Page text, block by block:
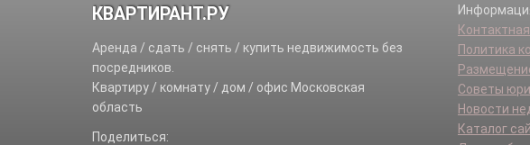
КВАРТИРАНТ.РУ
Аренда / сдать / снять / купить недвижимость без
посредников.
Квартиру / комнату / дом / офис Московская
область
Поделиться:
Политика
Советы
Новости
Каталог